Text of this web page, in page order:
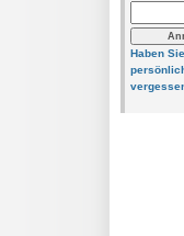
Haben